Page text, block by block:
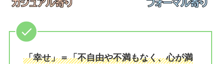
「幸せ」＝「不自由や不満もなく、心が満